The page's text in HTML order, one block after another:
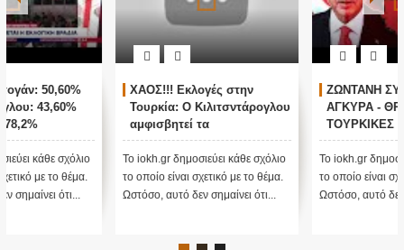
ΖΩΝΤΑΝΗ ΣΥΝΔΕΣΗ ΜΕ
ΑΓΚΥΡΑ - ΘΡΙΛΕΡ ΜΕ ΤΙΣ
ΤΟΥΡΚΙΚΕΣ ΕΚΛΟΓΕΣ !
Το iokh.gr δημοσιεύει κάθε σχόλιο
το οποίο είναι σχετικό με το θέμα.
Ωστόσο, αυτό δεν σημαίνει ότι...
Παγκόσμιο σοκ για
βιολογικά εργαστήρια των
ΗΠΑ στην Ουκρανία
Στις 26 Φεβρουαρίου 2022, οι
ΗΠΑ διέγραψαν όλα τα έγγραφα
ενός Εργαστηρίου Βιοόπλων τους